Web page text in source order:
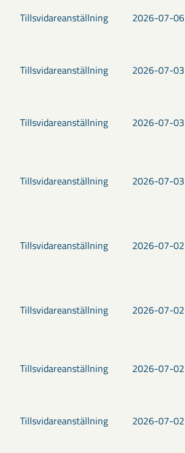
Tillsvidareanställning 2026-07-06
Tillsvidareanställning 2026-07-03
Tillsvidareanställning 2026-07-03
Tillsvidareanställning 2026-07-03
Tillsvidareanställning 2026-07-02
Tillsvidareanställning 2026-07-02
Tillsvidareanställning 2026-07-02
Tillsvidareanställning 2026-07-02